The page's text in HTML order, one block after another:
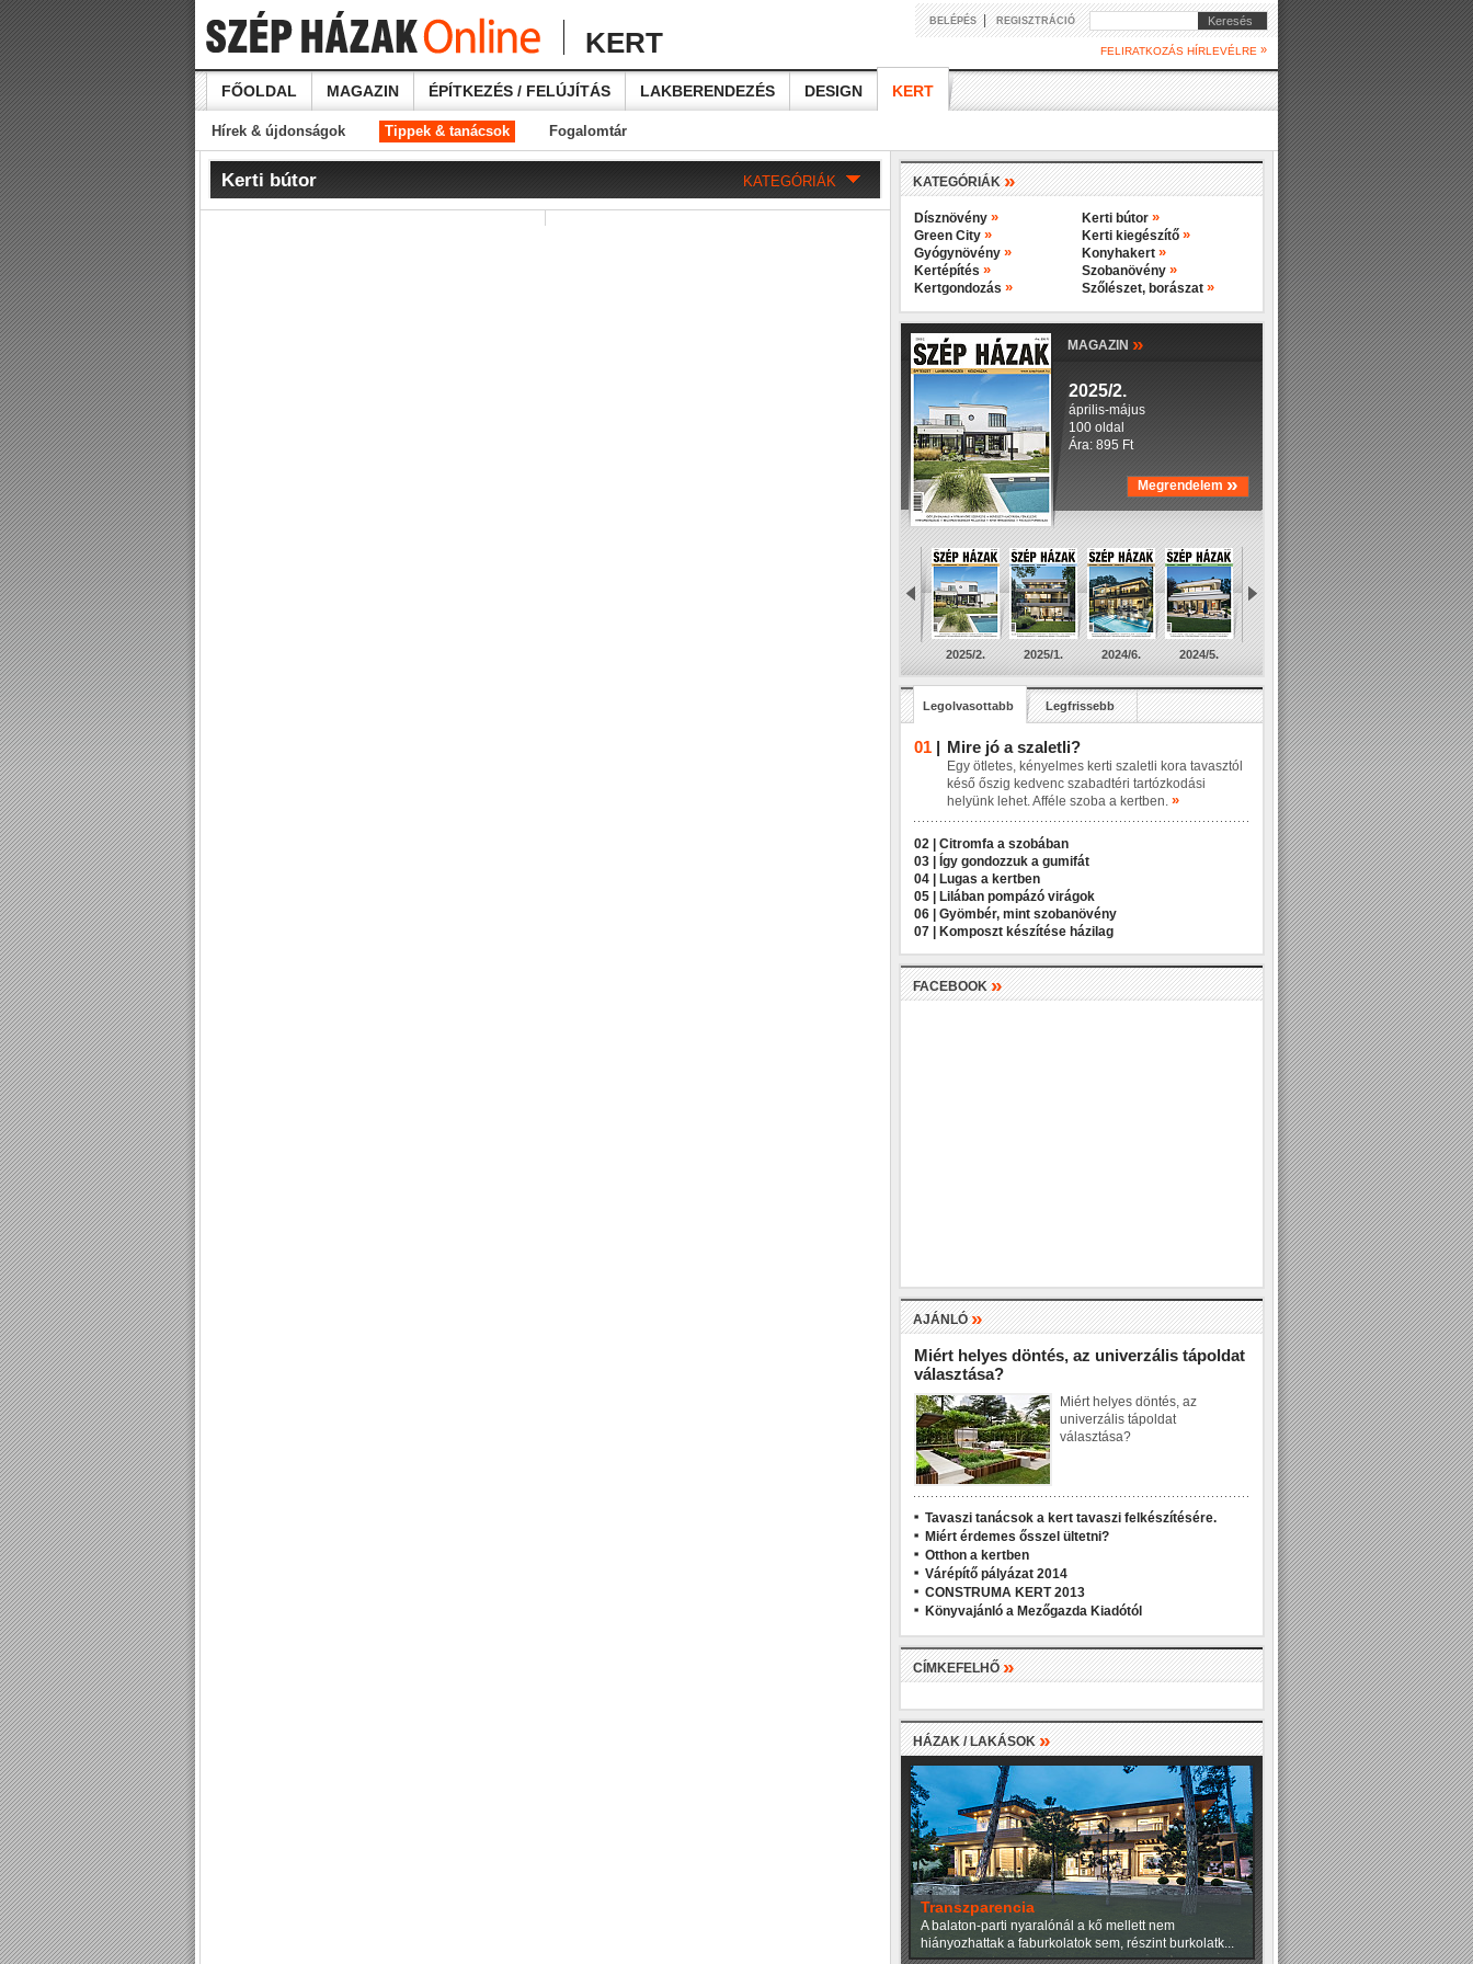
KERT
BELÉPÉS| REGISZTRÁCIÓ Keresés
FELIRATKOZÁS HÍRLEVÉLRE »
FŐOLDAL MAGAZIN ÉPÍTKEZÉS / FELÚJÍTÁS LAKBERENDEZÉS DESIGN KERT
Hírek & újdonságok Tippek & tanácsok Fogalomtár
KATEGÓRIÁK
Kerti bútor KATEGÓRIÁK»
Dísznövény »
Green City »
Gyógynövény »
Kertépítés »
Kertgondozás »
Kerti bútor »
Kerti kiegészítő »
Konyhakert »
Szobanövény »
Szőlészet, borászat »
MAGAZIN »
2025/2.
április-május
100 oldal
Ára: 895 Ft
Megrendelem »
2025/2. 2025/1. 2024/6. 2024/5.
Legolvasottabb Legfrissebb
01 | Mire jó a szaletli?
Egy ötletes, kényelmes kerti szaletli kora tavasztól
késő őszig kedvenc szabadtéri tartózkodási
helyünk lehet. Afféle szoba a kertben. »
02 |
Citromfa a szobában
03 |
Így gondozzuk a gumifát
04 |
Lugas a kertben
05 |
Lilában pompázó virágok
06 |
Gyömbér, mint szobanövény
07 |
Komposzt készítése házilag
FACEBOOK»
AJÁNLÓ»
Miért helyes döntés, az univerzális tápoldat
választása?
Miért helyes döntés, az
univerzális tápoldat
választása?
Tavaszi tanácsok a kert tavaszi felkészítésére.
Miért érdemes ősszel ültetni?
Otthon a kertben
Várépítő pályázat 2014
CONSTRUMA KERT 2013
Könyvajánló a Mezőgazda Kiadótól
CÍMKEFELHŐ»
HÁZAK / LAKÁSOK »
Transzparencia
A balaton-parti nyaralónál a kő mellett nem
hiányozhattak a faburkolatok sem, részint burkolatk...